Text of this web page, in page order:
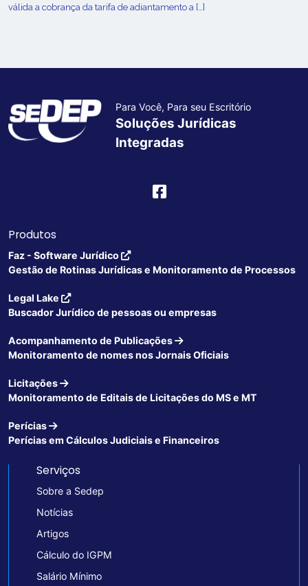
válida a cobrança da tarifa de adiantamento a […]
Para Você, Para seu Escritório
Soluções Jurídicas
Integradas
Produtos
Faz - Software Jurídico
Gestão de Rotinas Jurídicas e Monitoramento de Processos
Legal Lake
Buscador Jurídico de pessoas ou empresas
Acompanhamento de Publicações
Monitoramento de nomes nos Jornais Oficiais
Licitações
Monitoramento de Editais de Licitações do MS e MT
Perícias
Perícias em Cálculos Judiciais e Financeiros
Serviços
Sobre a Sedep
Notícias
Artigos
Cálculo do IGPM
Salário Mínimo